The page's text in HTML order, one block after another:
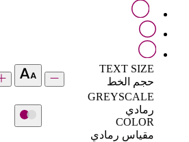
TEXT SIZE
حجم الخط
GREYSCALE
رمادي
COLOR
مقياس رمادي